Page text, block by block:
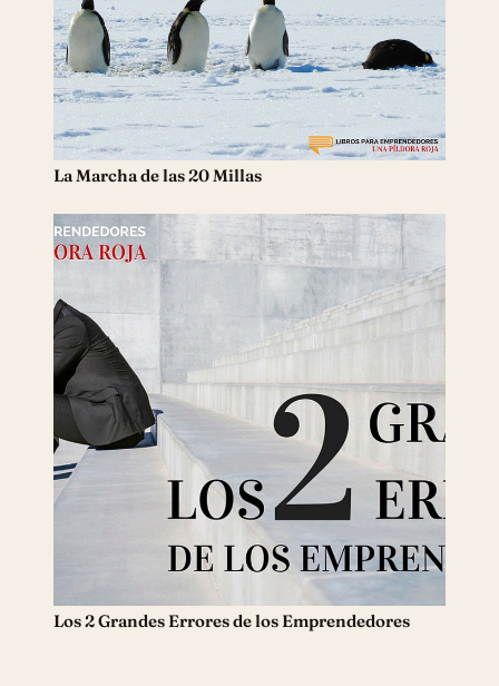
La Marcha de las 20 Millas
Los 2 Grandes Errores de los Emprendedores